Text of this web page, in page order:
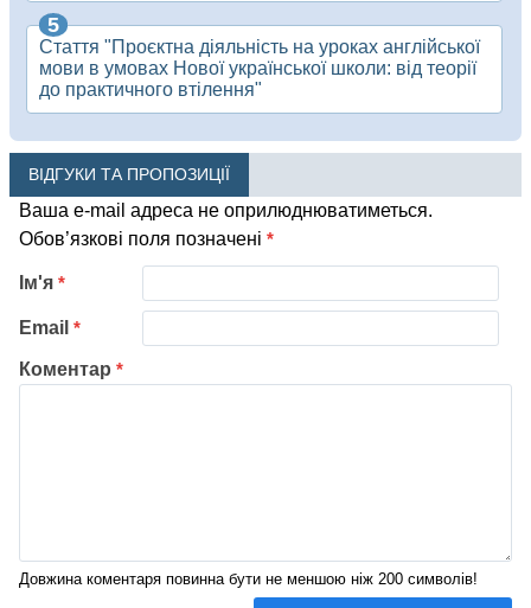
Стаття "Проєктна діяльність на уроках англійської
мови в умовах Нової української школи: від теорії
до практичного втілення"
ВІДГУКИ ТА ПРОПОЗИЦІЇ
Ваша e-mail адреса не оприлюднюватиметься.
Обов’язкові поля позначені *
Коментар *
Довжина коментаря повинна бути не меншою ніж 200 символів!
Ім'я *
Email *